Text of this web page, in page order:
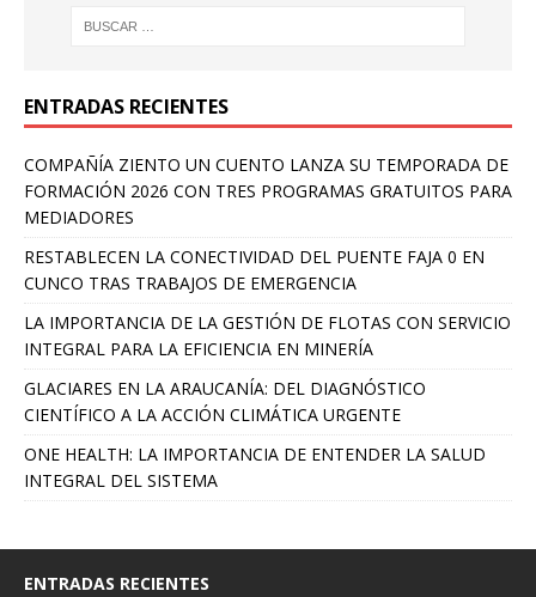
ENTRADAS RECIENTES
COMPAÑÍA ZIENTO UN CUENTO LANZA SU TEMPORADA DE
FORMACIÓN 2026 CON TRES PROGRAMAS GRATUITOS PARA
MEDIADORES
RESTABLECEN LA CONECTIVIDAD DEL PUENTE FAJA 0 EN
CUNCO TRAS TRABAJOS DE EMERGENCIA
LA IMPORTANCIA DE LA GESTIÓN DE FLOTAS CON SERVICIO
INTEGRAL PARA LA EFICIENCIA EN MINERÍA
GLACIARES EN LA ARAUCANÍA: DEL DIAGNÓSTICO
CIENTÍFICO A LA ACCIÓN CLIMÁTICA URGENTE
ONE HEALTH: LA IMPORTANCIA DE ENTENDER LA SALUD
INTEGRAL DEL SISTEMA
ENTRADAS RECIENTES